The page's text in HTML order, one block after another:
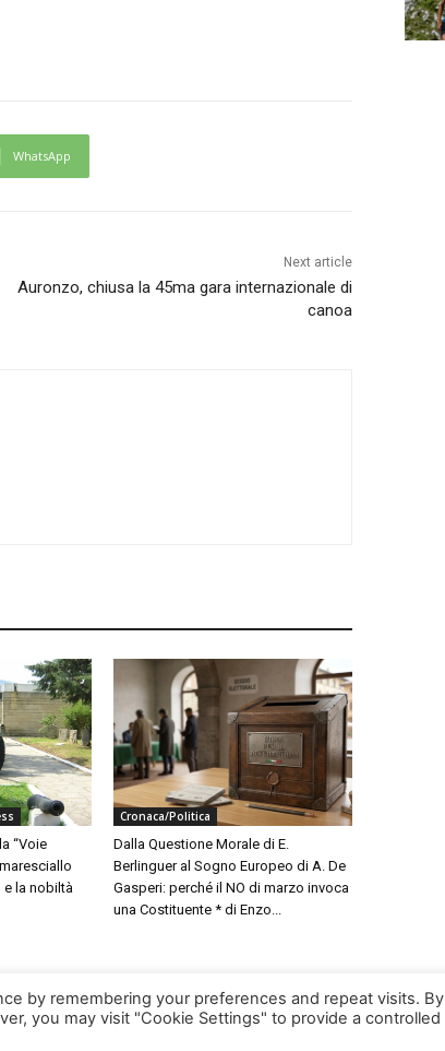
WhatsApp
Next article
Auronzo, chiusa la 45ma gara internazionale di
canoa
“Voie
e la nobiltà
Cronaca/Politica
Dalla Questione Morale di E.
Berlinguer al Sogno Europeo di A. De
Gasperi: perché il NO di marzo invoca
una Costituente * di Enzo...
by remembering your preferences and repeat visits. By
you may visit "Cookie Settings" to provide a controlled